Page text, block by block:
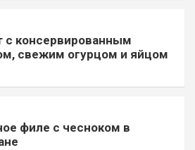
с консервированным
свежим огурцом и яйцом
филе с чесноком в